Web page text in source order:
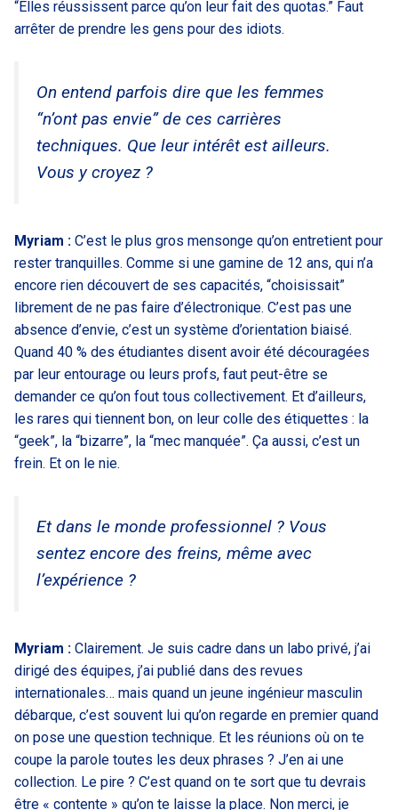
“Elles réussissent parce qu’on leur fait des quotas.” Faut
arrêter de prendre les gens pour des idiots.
On entend parfois dire que les femmes
“n’ont pas envie” de ces carrières
techniques. Que leur intérêt est ailleurs.
Vous y croyez ?
Myriam : C’est le plus gros mensonge qu’on entretient pour
rester tranquilles. Comme si une gamine de 12 ans, qui n’a
encore rien découvert de ses capacités, “choisissait”
librement de ne pas faire d’électronique. C’est pas une
absence d’envie, c’est un système d’orientation biaisé.
Quand 40 % des étudiantes disent avoir été découragées
par leur entourage ou leurs profs, faut peut-être se
demander ce qu’on fout tous collectivement. Et d’ailleurs,
les rares qui tiennent bon, on leur colle des étiquettes : la
“geek”, la “bizarre”, la “mec manquée”. Ça aussi, c’est un
frein. Et on le nie.
Et dans le monde professionnel ? Vous
sentez encore des freins, même avec
l’expérience ?
Myriam : Clairement. Je suis cadre dans un labo privé, j’ai
dirigé des équipes, j’ai publié dans des revues
internationales… mais quand un jeune ingénieur masculin
débarque, c’est souvent lui qu’on regarde en premier quand
on pose une question technique. Et les réunions où on te
coupe la parole toutes les deux phrases ? J’en ai une
collection. Le pire ? C’est quand on te sort que tu devrais
être « contente » qu’on te laisse la place. Non merci, je